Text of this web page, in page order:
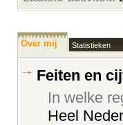
Over mij Statistieken
Feiten en
In welke
Heel